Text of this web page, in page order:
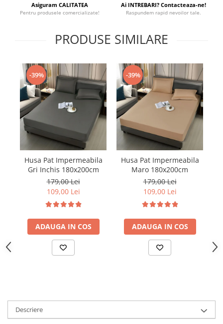
Asiguram CALITATEA
Pentru produsele comercializate!
Ai INTREBARI? Contacteaza-ne!
Raspundem rapid nevoilor tale.
PRODUSE SIMILARE
-39%
Husa Pat Impermeabila
Gri Inchis 180x200cm
179,00 Lei
109,00 Lei
ADAUGA IN COS
-39%
Husa Pat Impermeabila
Maro 180x200cm
179,00 Lei
109,00 Lei
ADAUGA IN COS
Descriere